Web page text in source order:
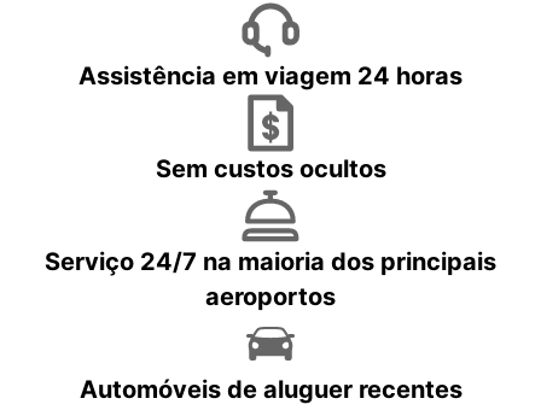
Assistência em viagem 24 horas
Sem custos ocultos
Serviço 24/7 na maioria dos principais
aeroportos
Automóveis de aluguer recentes